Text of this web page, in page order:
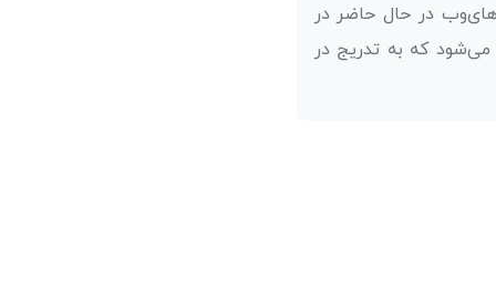
در حال حاضر در
می‌شود که به تدریج در